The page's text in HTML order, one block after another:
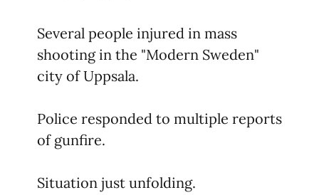
Several people injured in mass
shooting in the "Modern Sweden"
city of Uppsala.
Police responded to multiple reports
of gunfire.
Situation just unfolding.